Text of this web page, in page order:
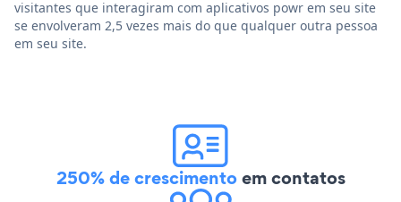
visitantes que interagiram com aplicativos powr em seu site
se envolveram 2,5 vezes mais do que qualquer outra pessoa
em seu site.
250% de crescimentoem contatos